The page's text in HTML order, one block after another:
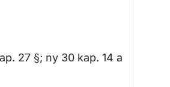
27 §; ny 30 kap. 14 a